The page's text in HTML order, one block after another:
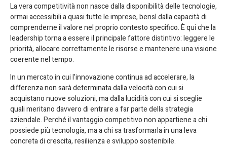
La vera competitività non nasce dalla disponibilità delle tecnologie,
ormai accessibili a quasi tutte le imprese, bensì dalla capacità di
comprenderne il valore nel proprio contesto specifico. È qui che la
leadership torna a essere il principale fattore distintivo: leggere le
priorità, allocare correttamente le risorse e mantenere una visione
coerente nel tempo.
In un mercato in cui l’innovazione continua ad accelerare, la
differenza non sarà determinata dalla velocità con cui si
acquistano nuove soluzioni, ma dalla lucidità con cui si sceglie
quali meritano davvero di entrare a far parte della strategia
aziendale. Perché il vantaggio competitivo non appartiene a chi
possiede più tecnologia, ma a chi sa trasformarla in una leva
concreta di crescita, resilienza e sviluppo sostenibile.